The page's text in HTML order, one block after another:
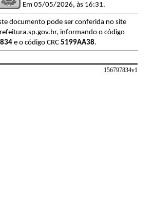
Em 05/05/2026, às 16:31.
documento pode ser conferida no site
informando o código
e o código CRC 5199AA38.
156797834v1